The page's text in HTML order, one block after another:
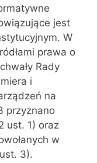
jest
W
prawa o
Rady
i
na
przyznano
ust. 1) oraz
w
3).